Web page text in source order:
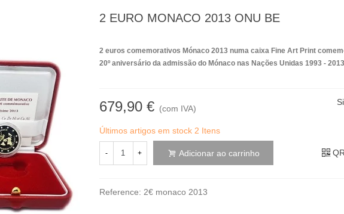
2 EURO MONACO 2013 ONU BE
2 euros comemorativos Mónaco 2013 numa caixa Fine Art Print
20º aniversário da admissão do Mónaco nas Nações Unidas 1993 -
679,90 € (com IVA)
Últimos artigos em stock 2 Itens
- + Adicionar ao carrinho
Reference: 2€ monaco 2013